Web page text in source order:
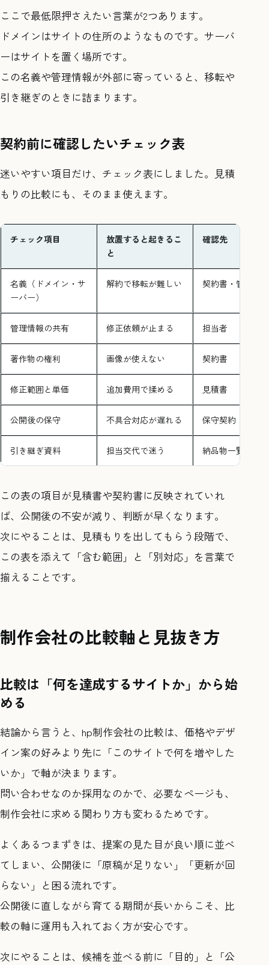
ここで最低限押さえたい言葉が2つあります。
ドメインはサイトの住所のようなものです。サーバ
ーはサイトを置く場所です。
この名義や管理情報が外部に寄っていると、移転や
引き継ぎのときに詰まります。
契約前に確認したいチェック表
迷いやすい項目だけ、チェック表にしました。見積
もりの比較にも、そのまま使えます。
チェック項目
放置すると起きるこ
と
確認先
名義（ドメイン・サ
ーバー）
解約で移転が難しい 契約書・管理画
管理情報の共有 修正依頼が止まる 担当者
著作物の権利 画像が使えない 契約書
修正範囲と単価 追加費用で揉める 見積書
公開後の保守 不具合対応が遅れる 保守契約
引き継ぎ資料 担当交代で迷う 納品物一覧
この表の項目が見積書や契約書に反映されていれ
ば、公開後の不安が減り、判断が早くなります。
次にやることは、見積もりを出してもらう段階で、
この表を添えて「含む範囲」と「別対応」を言葉で
揃えることです。
制作会社の比較軸と見抜き方
比較は「何を達成するサイトか」から始
める
結論から言うと、hp制作会社の比較は、価格やデザ
イン案の好みより先に「このサイトで何を増やした
いか」で軸が決まります。
問い合わせなのか採用なのかで、必要なページも、
制作会社に求める関わり方も変わるためです。
よくあるつまずきは、提案の見た目が良い順に並べ
てしまい、公開後に「原稿が足りない」「更新が回
らない」と困る流れです。
公開後に直しながら育てる期間が長いからこそ、比
較の軸に運用も入れておく方が安心です。
次にやることは、候補を並べる前に「目的」と「公